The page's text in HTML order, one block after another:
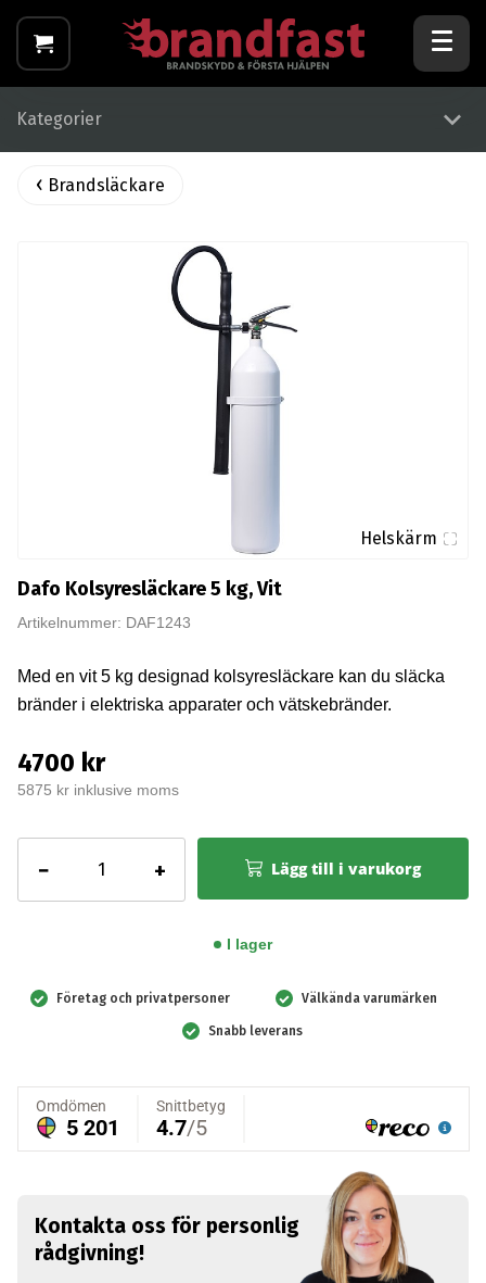
Kategorier
Brandsläckare
Helskärm
Dafo Kolsyresläckare 5 kg, Vit
Artikelnummer: DAF1243
Med en vit 5 kg designad kolsyresläckare kan du släcka
bränder i elektriska apparater och vätskebränder.
4700 kr
5875 kr inklusive moms
−
Kolsyresläckare
5
mängd
+ Lägg till i varukorg
I lager
Företag och privatpersoner Välkända varumärken
Snabb leverans
Kontakta oss för personlig
rådgivning!